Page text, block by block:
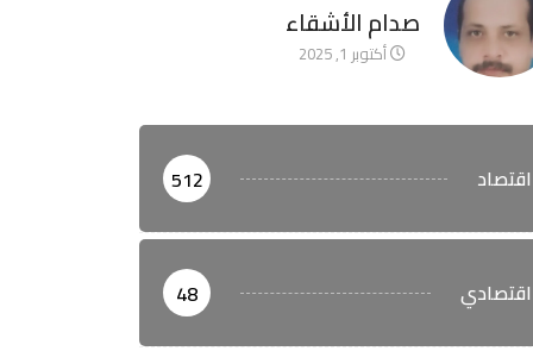
صدام الأشقاء
أكتوبر 1, 2025
اقتصاد 512
اقتصادي 48